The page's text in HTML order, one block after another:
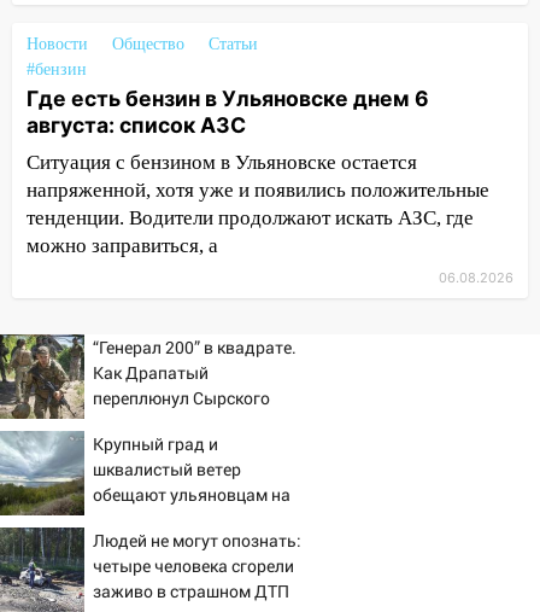
столкнулись «Лада» и Chevrolet:
пострадал 14-летний подросток
12:00 Где есть бензин в Ульяновске 7
августа: список АЗС
11:50
Заснул рядом с ребёнком и
случайно задушил его: суд вынес
приговор
сарай
11:38
В Госдуме предложили отменить
ЕГЭ с 2027 года
11:25
В Ульяновске ИИ будет выявлять
нарушителей на контейнерных
площадках
11:20
Ульяновская шахматистка
Валерия Клейменова выиграла два
золота в составе сборной мира
Новости Общество
Статьи
#бензин
Где есть бензин в Ульяновске днем 6
августа: список АЗС
Ситуация с бензином в Ульяновске остается
напряженной, хотя уже и появились положительные
тенденции. Водители продолжают искать АЗС, где
можно заправиться, а
06.08.2026
“Генерал 200” в квадрате.
Как Драпатый
переплюнул Сырского
Крупный град и
шквалистый ветер
обещают ульяновцам на
Людей не могут опознать:
четыре человека сгорели
заживо в страшном ДТП